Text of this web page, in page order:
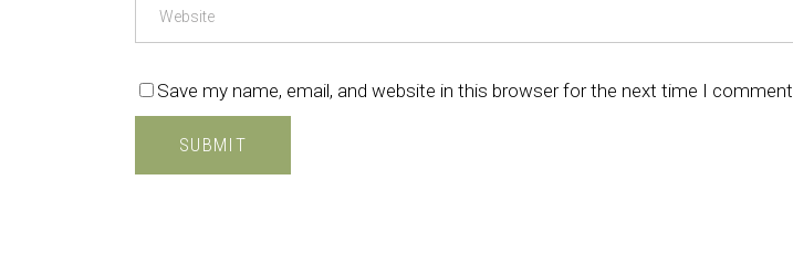
Save my name, email, and website in this browser for the next time I comment.